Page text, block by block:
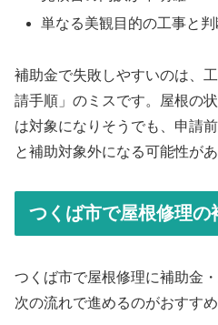
単なる美観目的の工事と判
補助金で失敗しやすいのは、
請手順」のミスです。屋根の
は対象になりそうでも、申請
と補助対象外になる可能性があ
つくば市で屋根修理の
つくば市で屋根修理に補助金
次の流れで進めるのがおすすめ